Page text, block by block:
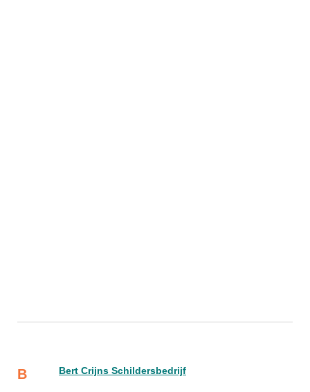
B Bert Crijns Schildersbedrijf